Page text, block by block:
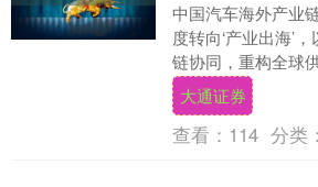
中国汽车海外产业
度转向‘产业出海’
链协同，重构全球
心话语权和整体韧
及自....
大通证券
查看： 114 分类：